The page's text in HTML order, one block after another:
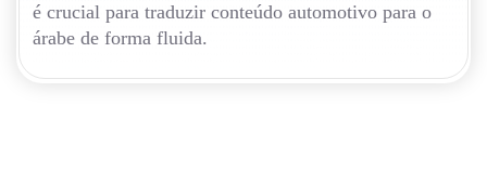
é crucial para traduzir conteúdo automotivo para o
árabe de forma fluida.